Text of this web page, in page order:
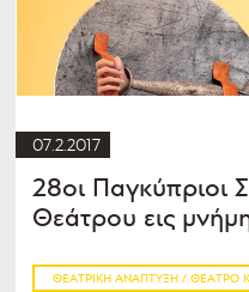
07.2.2017
28οι Παγκύπριοι
Θεάτρου εις
ΘΕΑΤΡΙΚΉ ΑΝΆΠΤΥΞΗ / ΘΈΑΤΡΟ